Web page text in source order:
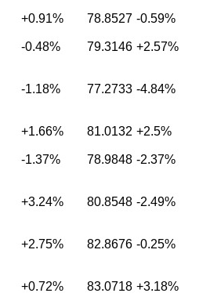
+0.91% 78.8527 -0.59%
-0.48% 79.3146 +2.57%
-1.18% 77.2733 -4.84%
+1.66% 81.0132 +2.5%
-1.37% 78.9848 -2.37%
+3.24% 80.8548 -2.49%
+2.75% 82.8676 -0.25%
+0.72% 83.0718 +3.18%